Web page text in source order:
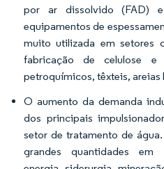
por ar dissolvido (FAD)
equipamentos de
muito utilizada em setores
fabricação de celulose e
petroquímicos, têxteis, areias
O aumento da demanda
dos principais
setor de tratamento de
grandes quantidades em